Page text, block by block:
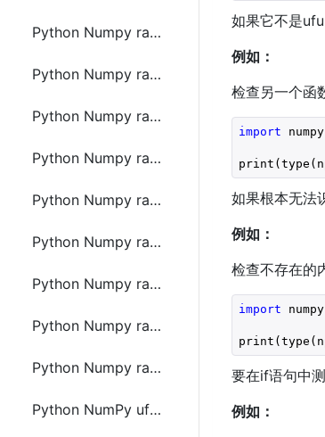
Python Numpy random.poisson() 泊松分布
Python Numpy random.uniform() 均匀分布
Python Numpy random.logistic() 逻辑斯谛分布
Python Numpy random.multinomial() 多项式分布
Python Numpy random.exponential() 指数分布
Python Numpy random.chisquare() 卡方分布
Python Numpy random.rayleigh() 瑞利分布
Python Numpy random.pareto() 帕累托分布
Python Numpy random.zipf() Zipf分布
Python NumPy ufuncs 通用函数
如果它不是
例如：
检查另一个函
import numpy
如果根本无法
例如：
检查不存在的
import numpy
要在if语句中
例如：